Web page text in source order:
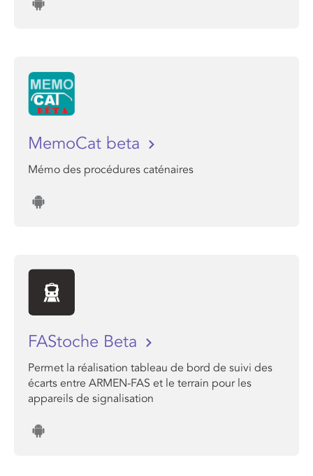
MemoCat beta
Mémo des procédures caténaires
FAStoche Beta
Permet la réalisation tableau de bord de suivi des
écarts entre ARMEN-FAS et le terrain pour les
appareils de signalisation